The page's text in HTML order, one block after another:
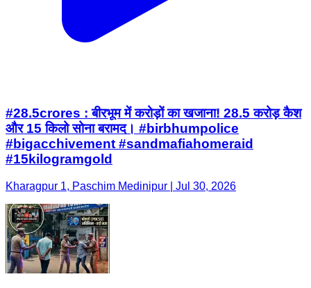
#28.5crores : बीरभूम में करोड़ों का खजाना! 28.5 करोड़ कैश
और 15 किलो सोना बरामद। #birbhumpolice
#bigacchivement #sandmafiahomeraid
#15kilogramgold
Kharagpur 1, Paschim Medinipur | Jul 30, 2026